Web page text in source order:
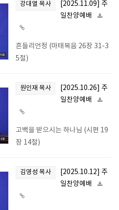
강대열 목사
[2025.11.09] 주
일찬양예배
흔들리언정 (마태복음 26장 31-3
5절)
원인재 목사
[2025.10.26] 주
일찬양예배
고백을 받으시는 하나님 (시편 19
장 14절)
김영성 목사
[2025.10.12] 주
일찬양예배